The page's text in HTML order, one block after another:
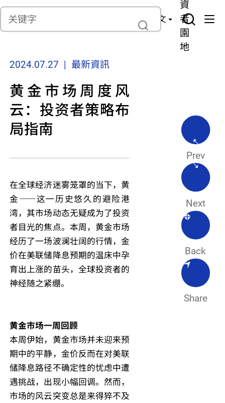
聯繫我們 中文
貨
產
理
險
資
者
園
地
2024.07.27 | 最新資訊
黄金市场周度风
云：投资者策略布
局指南
在全球经济迷雾笼罩的当下，黄
金——这一历史悠久的避险港
湾，其市场动态无疑成为了投资
者目光的焦点。本周，黄金市场
经历了一场波澜壮阔的行情，金
价在美联储降息预期的温床中孕
育出上涨的苗头，全球投资者的
神经随之紧绷。
黄金市场一周回顾
本周伊始，黄金市场并未迎来预
期中的平静，金价反而在对美联
储降息路径不确定性的忧虑中遭
遇挑战，出现小幅回调。然而，
市场的风云突变总是来得猝不及
Prev
Next
Back
Share